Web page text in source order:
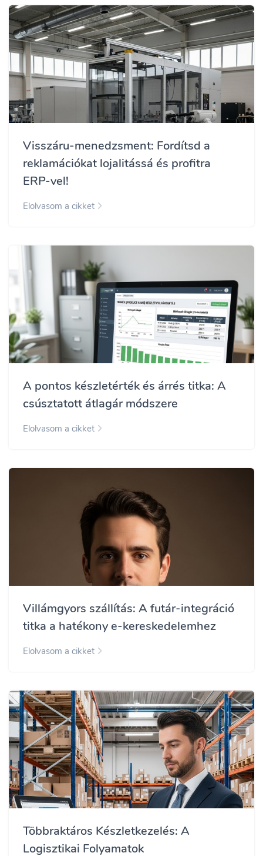
Visszáru-menedzsment: Fordítsd a
reklamációkat lojalitássá és profitra
ERP-vel!
Elolvasom a cikket
A pontos készletérték és árrés titka: A
csúsztatott átlagár módszere
Elolvasom a cikket
Villámgyors szállítás: A futár-integráció
titka a hatékony e-kereskedelemhez
Elolvasom a cikket
Többraktáros Készletkezelés: A
Logisztikai Folyamatok